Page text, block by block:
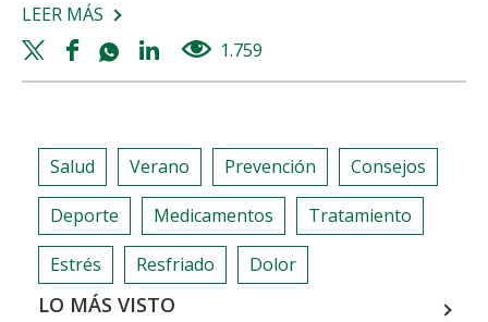
LEER MÁS SOBRE
ESTRÉS
EN
ADOLESCENTES
PROVOCADO
POR
LA
COVID-
19
Twitter
share
Facebook
share
Whatsapp
share
Linkedin
share
1.759
Salud Verano Prevención Consejos
Deporte Medicamentos Tratamiento
Estrés Resfriado Dolor
LO MÁS VISTO